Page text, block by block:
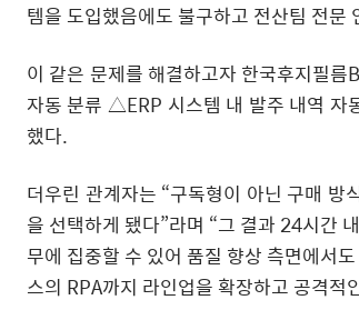
템을 도입했음에도 불구하고 전산팀 전
이 같은 문제를 해결하고자 한국후지필
자동 분류 △ERP 시스템 내 발주 내역 자
했다.
더우린 관계자는 “구독형이 아닌 구매 방
을 선택하게 됐다”라며 “그 결과 24시간
무에 집중할 수 있어 품질 향상 측면에서
스의 RPA까지 라인업을 확장하고 공격적